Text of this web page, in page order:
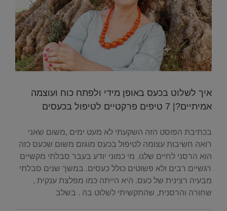
איך לשלוט בכעס באופן מידי ולפתח כוח ועוצמה
אמיתיים?| 7 טיפים פרקטיים לטיפול בכעסים
בכתיבת הפוסט הזה השקעתי לא מעט ימים ,משום שאני
רואה חשיבות עצומה לטיפול בכעס מוגזם משום שכעס כזה
הוא הרסני לחיים שלנו. מי כמוני יודע בעבר סבלתי מקשיים
רגשיים רבים ולא פשוטים כולל כעסים. במשך שנים סבלתי
מבעיה רצינית של כעס. היא הייתה כמו מפלצת ענקית ,
שחורה והרסנית, שהתקשיתי לשלוט בה . בשלב